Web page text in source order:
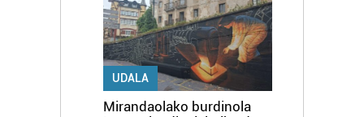
UDALA
Mirandaolako burdinola